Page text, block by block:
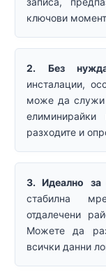
ключови
2. Без
инсталации,
може да служи
разходите и
3. Идеално за
стабилна
отдалечени
Можете да
всички данни